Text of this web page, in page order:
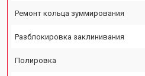
Ремонт кольца зуммирования
Разблокировка заклинивания
Полировка